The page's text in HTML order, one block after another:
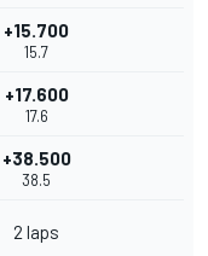
+15.700
15.7
+17.600
17.6
+38.500
38.5
2 laps